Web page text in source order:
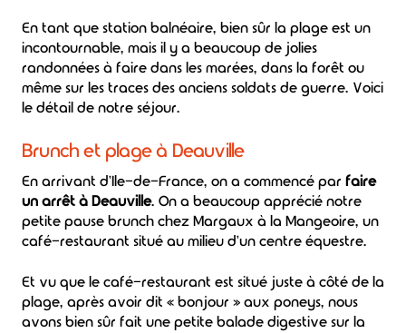
En tant que station balnéaire, bien sûr la plage est un
incontournable, mais il y a beaucoup de jolies
randonnées à faire dans les marées, dans la forêt ou
même sur les traces des anciens soldats de guerre. Voici
le détail de notre séjour.
Brunch et plage à Deauville
En arrivant d'Ile-de-France, on a commencé par faire
un arrêt à Deauville. On a beaucoup apprécié notre
petite pause brunch chez Margaux à la Mangeoire, un
café-restaurant situé au milieu d'un centre équestre.
Et vu que le café-restaurant est situé juste à côté de la
plage, après avoir dit « bonjour » aux poneys, nous
avons bien sûr fait une petite balade digestive sur la